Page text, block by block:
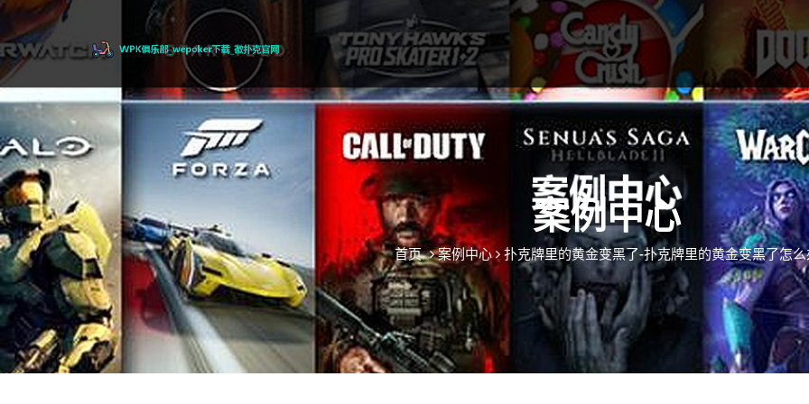
案例中心
首页 案例中心 扑克牌里的黄金变黑了-扑克牌里的黄金变黑了怎么